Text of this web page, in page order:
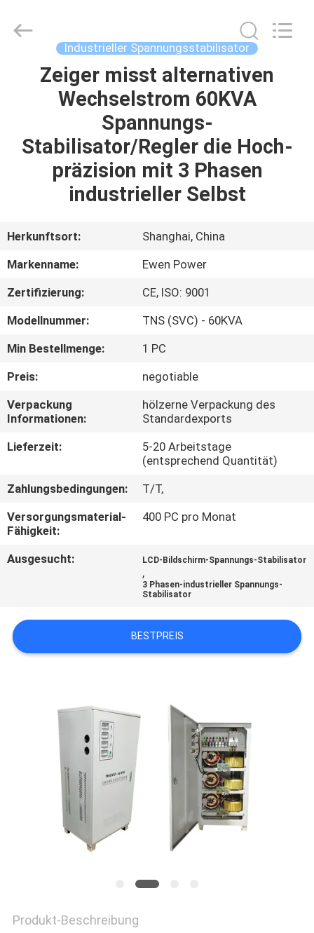
HAUSE
PRODUKTE
VIDEOS
ÜBER
UNS
WERKSBESICHTIGUNG
QUALITÄTSKONTROLLE
MIT
UNS
NEUIGKEITEN
BITTE
UM
SEITENVERZEICHNIS
BESTIMMUNGEN
Industrieller Spannungsstabilisator
Zeiger misst alternativen
Wechselstrom 60KVA
Spannungs-
Stabilisator/Regler die Hoch-
präzision mit 3 Phasen
industrieller Selbst
Herkunftsort:
Shanghai, China
Markenname:
Ewen Power
Zertifizierung:
CE, ISO: 9001
Modellnummer:
TNS (SVC) - 60KVA
Min Bestellmenge:
1 PC
Preis:
negotiable
Verpackung
Informationen:
hölzerne Verpackung des
Standardexports
Lieferzeit:
5-20 Arbeitstage
(entsprechend Quantität)
Zahlungsbedingungen:
T/T,
Versorgungsmaterial-
Fähigkeit:
400 PC pro Monat
Ausgesucht: LCD-Bildschirm-Spannungs-Stabilisator
,
3 Phasen-industrieller Spannungs-
Stabilisator
BESTPREIS
Produkt-Beschreibung